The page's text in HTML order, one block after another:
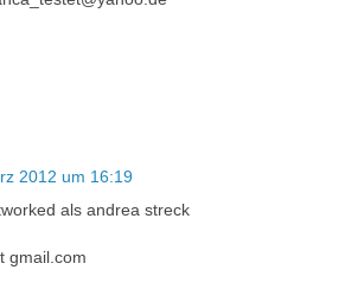
2012 um 16:19
als andrea streck
gmail.com